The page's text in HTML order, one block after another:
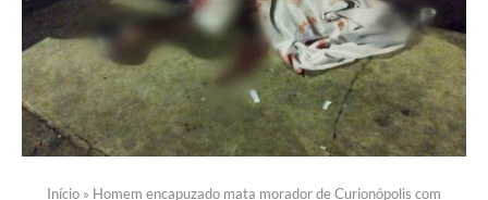
Início » Homem encapuzado mata morador de Curionópolis com